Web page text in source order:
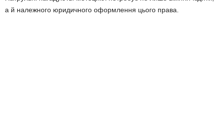
а й належного юридичного оформлення цього права.